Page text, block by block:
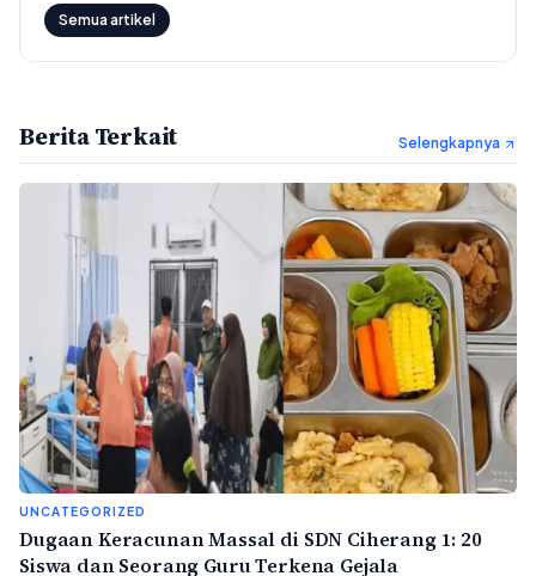
Semua artikel
Berita Terkait Selengkapnya
UNCATEGORIZED
Dugaan Keracunan Massal di SDN Ciherang 1: 20
Siswa dan Seorang Guru Terkena Gejala